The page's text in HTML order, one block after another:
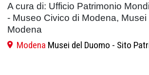
A cura di: Ufficio Patrimonio
- Museo Civico di Modena,
Modena
Modena Musei del Duomo - Sito